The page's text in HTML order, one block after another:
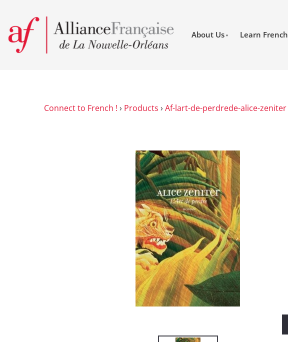
About Us Learn French
Connect to French ! › Products › Af-lart-de-perdrede-alice-zeniter